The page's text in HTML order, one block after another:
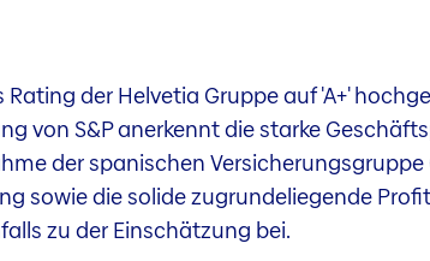
der Helvetia Gruppe auf 'A+'
von S&P anerkennt die starke
der spanischen
sowie die solide zugrundeliegende
zu der Einschätzung bei.